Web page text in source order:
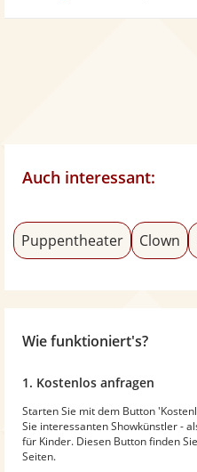
Auch interessant:
Puppentheater Clown
Wie funktioniert's?
1. Kostenlos anfragen
Starten Sie mit dem Button
Sie interessanten Showkünstler -
für Kinder. Diesen Button finden
Seiten.